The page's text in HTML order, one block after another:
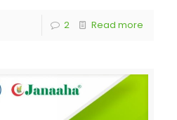
2 Read more